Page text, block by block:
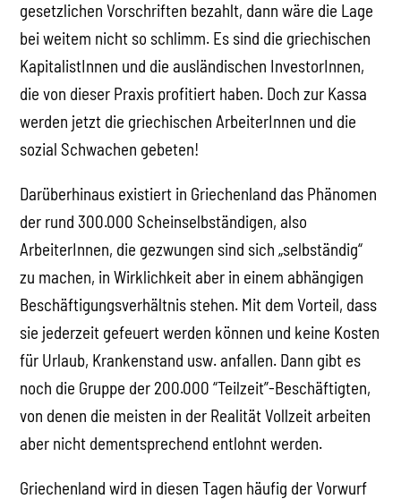
gesetzlichen Vorschriften bezahlt, dann wäre die Lage
bei weitem nicht so schlimm. Es sind die griechischen
KapitalistInnen und die ausländischen InvestorInnen,
die von dieser Praxis profitiert haben. Doch zur Kassa
werden jetzt die griechischen ArbeiterInnen und die
sozial Schwachen gebeten!
Darüberhinaus existiert in Griechenland das Phänomen
der rund 300.000 Scheinselbständigen, also
ArbeiterInnen, die gezwungen sind sich „selbständig“
zu machen, in Wirklichkeit aber in einem abhängigen
Beschäftigungsverhältnis stehen. Mit dem Vorteil, dass
sie jederzeit gefeuert werden können und keine Kosten
für Urlaub, Krankenstand usw. anfallen. Dann gibt es
noch die Gruppe der 200.000 “Teilzeit”-Beschäftigten,
von denen die meisten in der Realität Vollzeit arbeiten
aber nicht dementsprechend entlohnt werden.
Griechenland wird in diesen Tagen häufig der Vorwurf